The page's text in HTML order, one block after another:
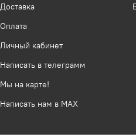
Доставка
Оплата
Личный кабинет
Написать в телеграмм
Мы на карте!
Написать нам в МАХ